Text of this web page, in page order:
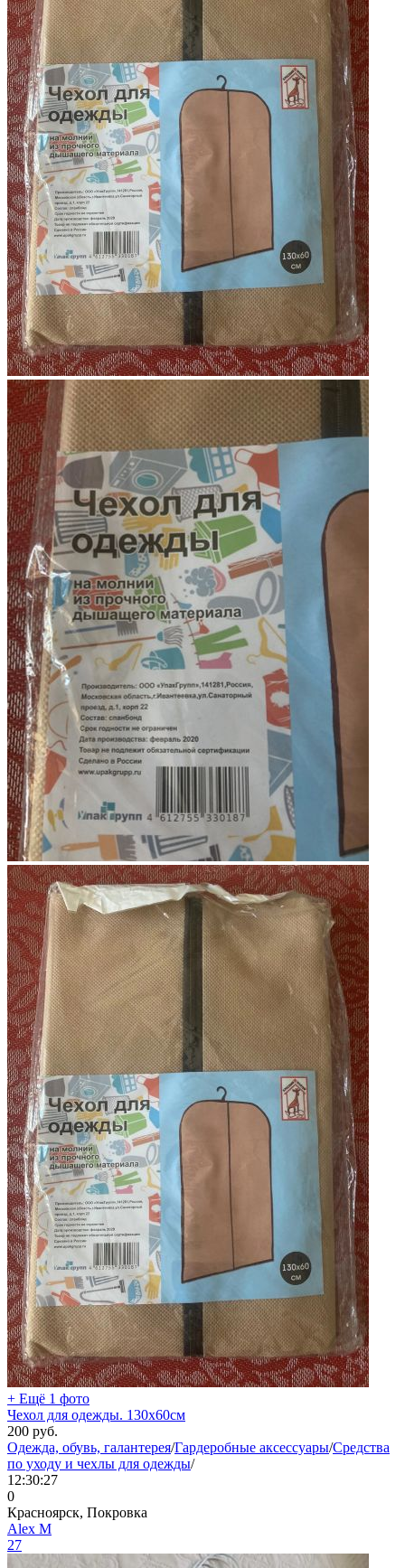
+ Ещё 1 фото
Чехол для одежды. 130х60см
200 руб.
Одежда, обувь, галантерея/Гардеробные аксессуары/Средства
по уходу и чехлы для одежды/
12:30:27
0
Красноярск, Покровка
Aleх М
27